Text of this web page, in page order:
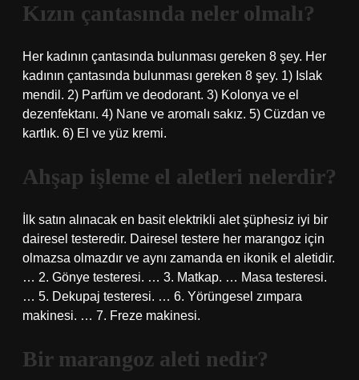
Kızın çantasında neler olmalı?
Her kadının çantasında bulunması gereken 8 şey. Her
kadının çantasında bulunması gereken 8 şey. 1) Islak
mendil. 2) Parfüm ve deodorant. 3) Kolonya ve el
dezenfektanı. 4) Nane ve aromalı sakız. 5) Cüzdan ve
kartlık. 6) El ve yüz kremi.
Ahşap işleme el aletleri nelerdir?
İlk satın alınacak en basit elektrikli alet şüphesiz iyi bir
dairesel testeredir. Dairesel testere her marangoz için
olmazsa olmazdır ve aynı zamanda en ikonik el aletidir.
… 2. Gönye testeresi. … 3. Matkap. … Masa testeresi.
… 5. Dekupaj testeresi. … 6. Yörüngesel zımpara
makinesi. … 7. Freze makinesi.
Bir marangoz aleti nedir?